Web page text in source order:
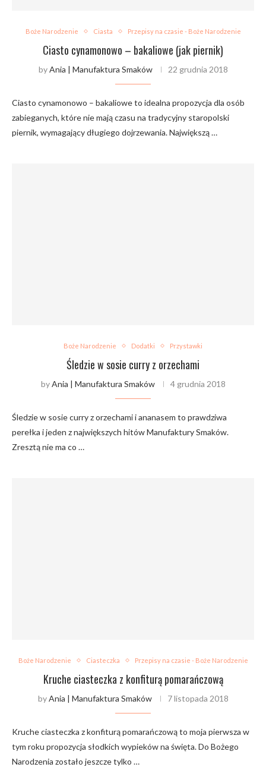
Boże Narodzenie Ciasta Przepisy na czasie - Boże Narodzenie
Ciasto cynamonowo – bakaliowe (jak piernik)
byAnia | Manufaktura Smaków 22 grudnia 2018
Ciasto cynamonowo – bakaliowe to idealna propozycja dla osób
zabieganych, które nie mają czasu na tradycyjny staropolski
piernik, wymagający długiego dojrzewania. Największą …
Boże Narodzenie Dodatki Przystawki
Śledzie w sosie curry z orzechami
byAnia | Manufaktura Smaków 4 grudnia 2018
Śledzie w sosie curry z orzechami i ananasem to prawdziwa
perełka i jeden z największych hitów Manufaktury Smaków.
Zresztą nie ma co …
Boże Narodzenie Ciasteczka Przepisy na czasie - Boże Narodzenie
Kruche ciasteczka z konfiturą pomarańczową
byAnia | Manufaktura Smaków 7 listopada 2018
Kruche ciasteczka z konfiturą pomarańczową to moja pierwsza w
tym roku propozycja słodkich wypieków na święta. Do Bożego
Narodzenia zostało jeszcze tylko …